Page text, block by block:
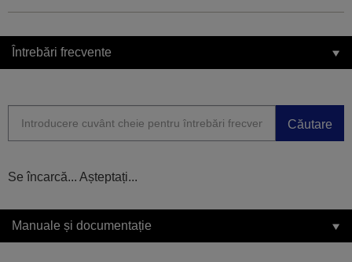
Întrebări frecvente
Căutare
Se încarcă... Așteptați...
Manuale și documentație